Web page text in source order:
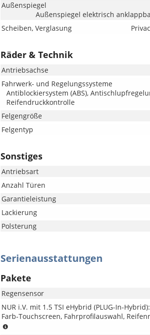
Außenspiegel
Außenspiegel elektrisch
Scheiben, Verglasung
Räder & Technik
Antriebsachse
Fahrwerk- und Regelungssysteme
Antiblockiersystem (ABS),
Reifendruckkontrolle
Felgengröße
Felgentyp
Sonstiges
Antriebsart
Anzahl Türen
Garantieleistung
Lackierung
Polsterung
Serienausstattungen
Pakete
Regensensor
NUR i.V. mit 1.5 TSI eHybrid (PLUG-In-
Farb-Touchscreen, Fahrprofilauswahl,